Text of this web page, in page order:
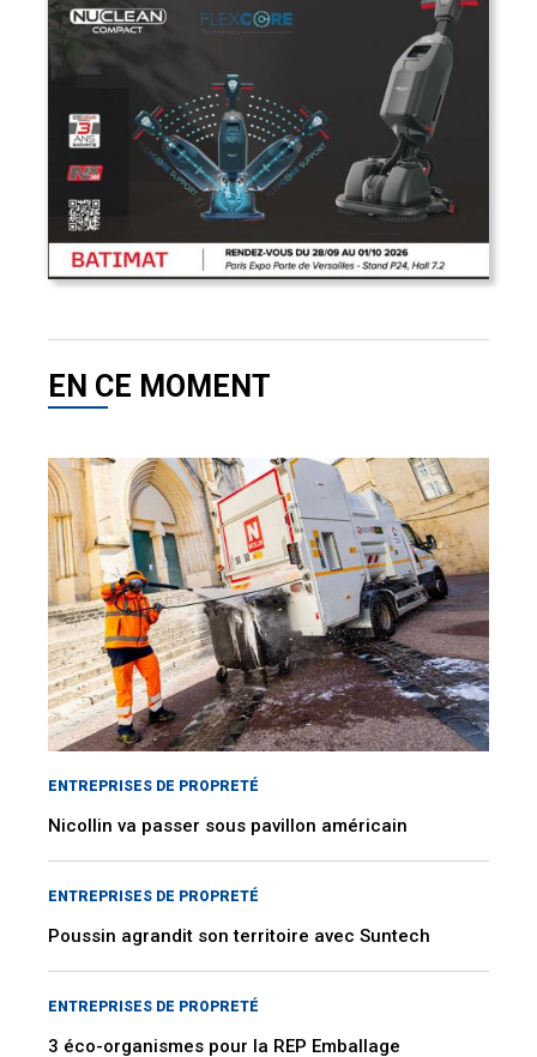
EN CE MOMENT
ENTREPRISES DE PROPRETÉ
Nicollin va passer sous pavillon américain
ENTREPRISES DE PROPRETÉ
Poussin agrandit son territoire avec Suntech
ENTREPRISES DE PROPRETÉ
3 éco-organismes pour la REP Emballage